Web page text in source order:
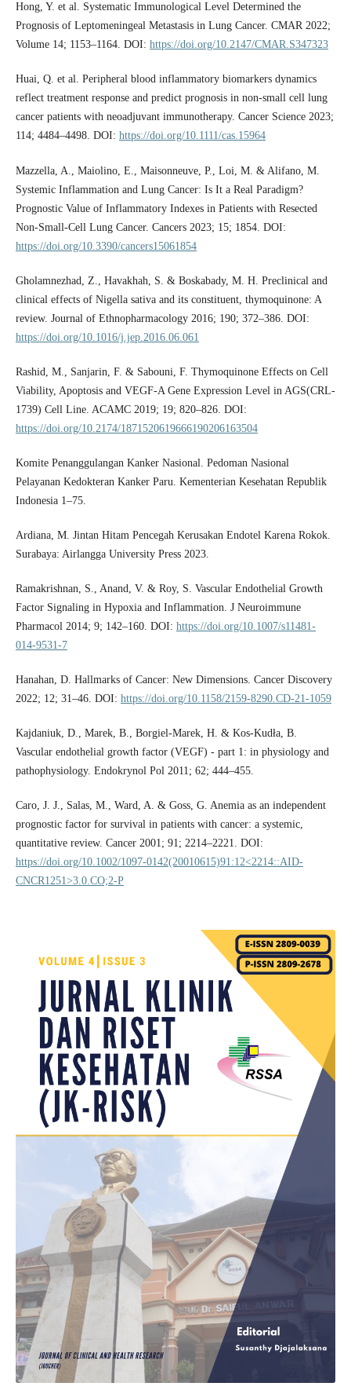
Hong, Y. et al. Systematic Immunological Level Determined the
Prognosis of Leptomeningeal Metastasis in Lung Cancer. CMAR 2022;
Volume 14; 1153–1164. DOI: https://doi.org/10.2147/CMAR.S347323
Huai, Q. et al. Peripheral blood inflammatory biomarkers dynamics
reflect treatment response and predict prognosis in non‐small cell lung
cancer patients with neoadjuvant immunotherapy. Cancer Science 2023;
114; 4484–4498. DOI: https://doi.org/10.1111/cas.15964
Mazzella, A., Maiolino, E., Maisonneuve, P., Loi, M. & Alifano, M.
Systemic Inflammation and Lung Cancer: Is It a Real Paradigm?
Prognostic Value of Inflammatory Indexes in Patients with Resected
Non-Small-Cell Lung Cancer. Cancers 2023; 15; 1854. DOI:
https://doi.org/10.3390/cancers15061854
Gholamnezhad, Z., Havakhah, S. & Boskabady, M. H. Preclinical and
clinical effects of Nigella sativa and its constituent, thymoquinone: A
review. Journal of Ethnopharmacology 2016; 190; 372–386. DOI:
https://doi.org/10.1016/j.jep.2016.06.061
Rashid, M., Sanjarin, F. & Sabouni, F. Thymoquinone Effects on Cell
Viability, Apoptosis and VEGF-A Gene Expression Level in AGS(CRL-
1739) Cell Line. ACAMC 2019; 19; 820–826. DOI:
https://doi.org/10.2174/1871520619666190206163504
Komite Penanggulangan Kanker Nasional. Pedoman Nasional
Pelayanan Kedokteran Kanker Paru. Kementerian Kesehatan Republik
Indonesia 1–75.
Ardiana, M. Jintan Hitam Pencegah Kerusakan Endotel Karena Rokok.
Surabaya: Airlangga University Press 2023.
Ramakrishnan, S., Anand, V. & Roy, S. Vascular Endothelial Growth
Factor Signaling in Hypoxia and Inflammation. J Neuroimmune
Pharmacol 2014; 9; 142–160. DOI: https://doi.org/10.1007/s11481-
014-9531-7
Hanahan, D. Hallmarks of Cancer: New Dimensions. Cancer Discovery
2022; 12; 31–46. DOI: https://doi.org/10.1158/2159-8290.CD-21-1059
Kajdaniuk, D., Marek, B., Borgiel-Marek, H. & Kos-Kudła, B.
Vascular endothelial growth factor (VEGF) - part 1: in physiology and
pathophysiology. Endokrynol Pol 2011; 62; 444–455.
Caro, J. J., Salas, M., Ward, A. & Goss, G. Anemia as an independent
prognostic factor for survival in patients with cancer: a systemic,
quantitative review. Cancer 2001; 91; 2214–2221. DOI:
https://doi.org/10.1002/1097-0142(20010615)91:12<2214::AID-
CNCR1251>3.0.CO;2-P